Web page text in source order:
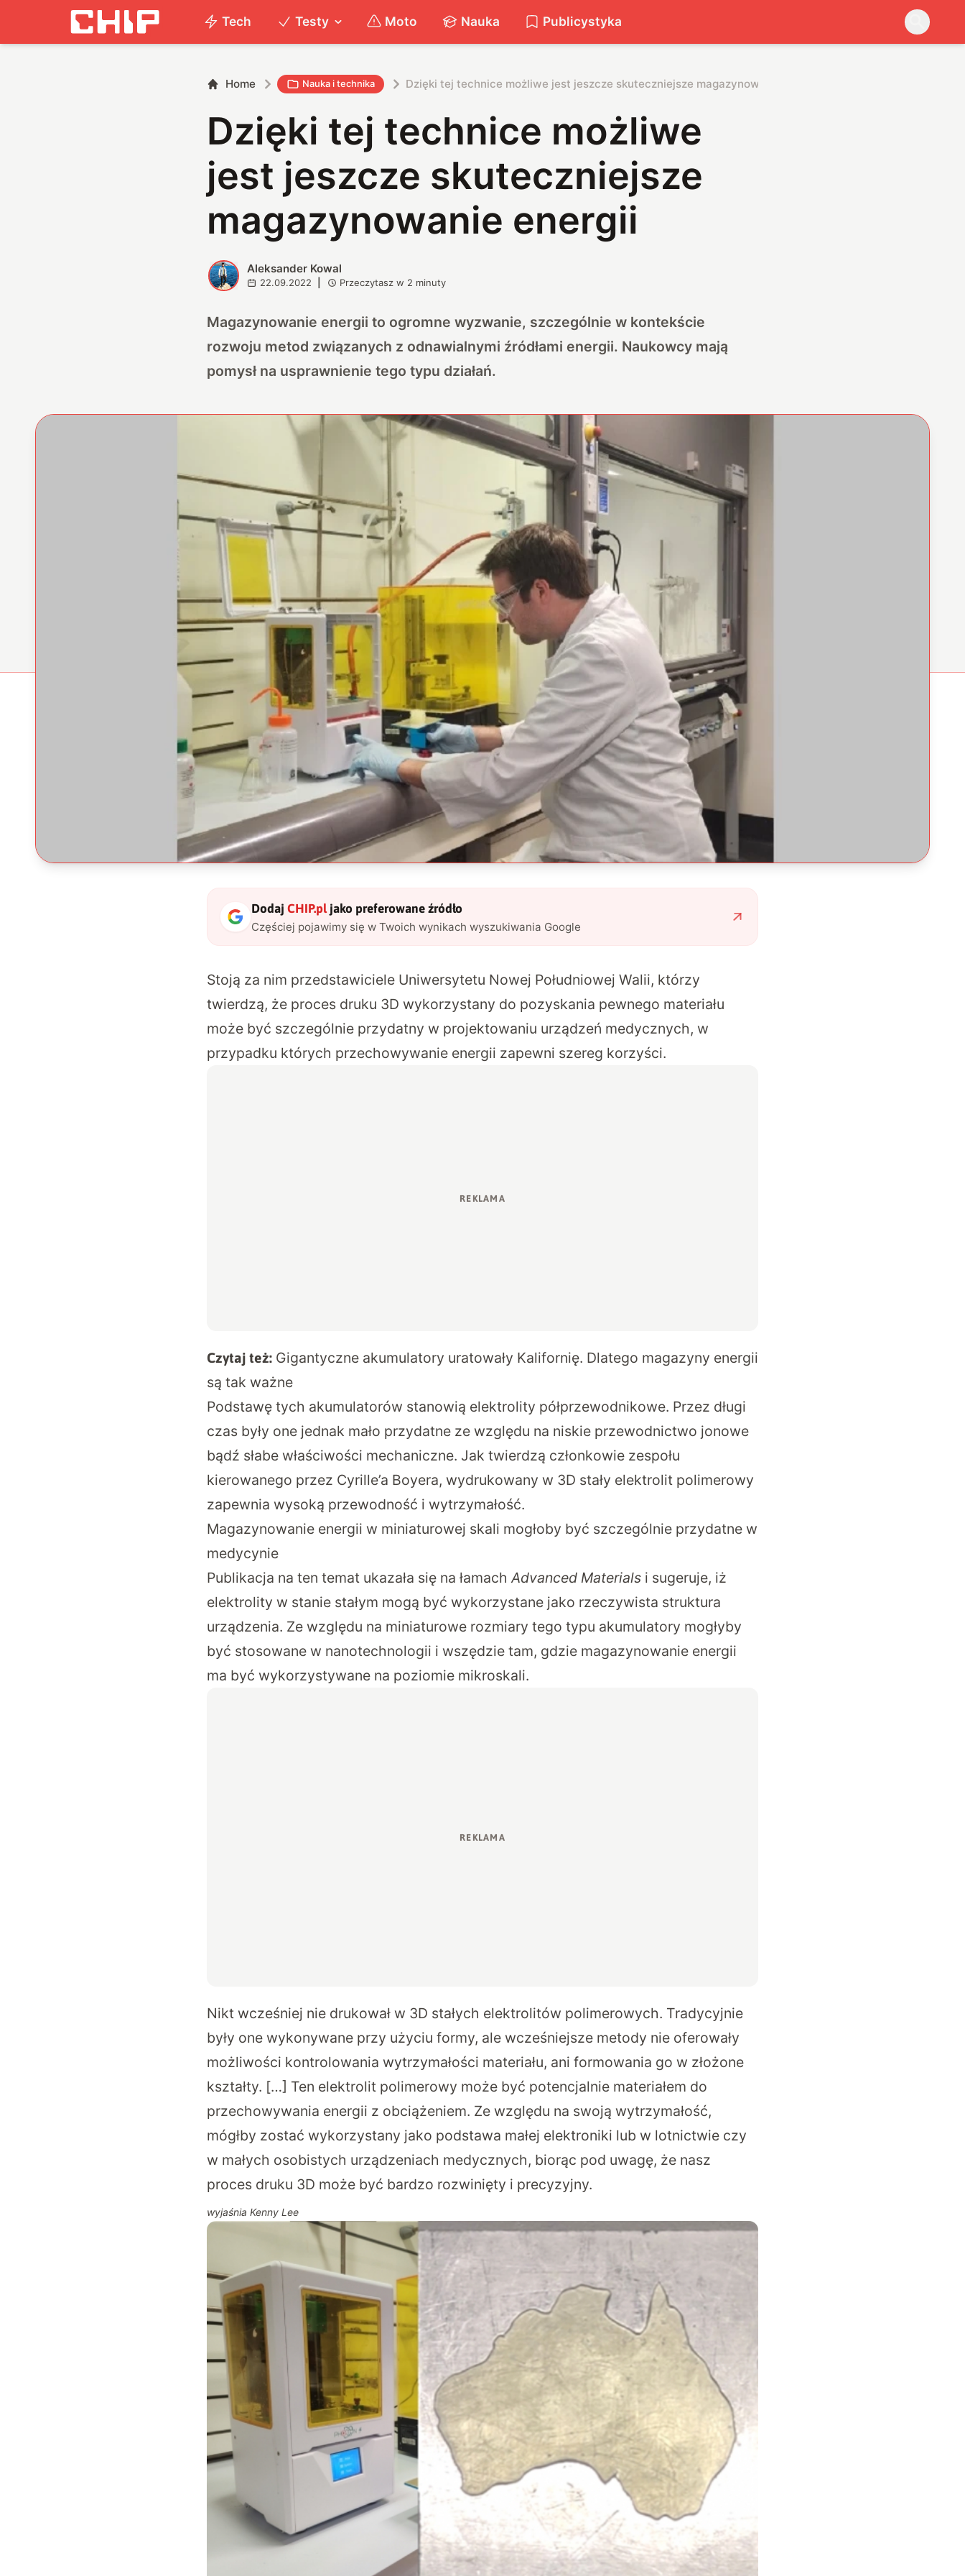
Tech Testy Moto Nauka Publicystyka
Home Nauka i technika Dzięki tej technice możliwe jest jeszcze skuteczniejsze magazynowanie energii
Dzięki tej technice możliwe
jest jeszcze skuteczniejsze
magazynowanie energii
A Aleksander Kowal
22.09.2022 Przeczytasz w 2 minuty
Magazynowanie energii to ogromne wyzwanie, szczególnie w kontekście
rozwoju metod związanych z odnawialnymi źródłami energii. Naukowcy mają
pomysł na usprawnienie tego typu działań.
Dodaj CHIP.pljako preferowane źródło
Częściej pojawimy się w Twoich wynikach wyszukiwania Google
Stoją za nim przedstawiciele Uniwersytetu Nowej Południowej Walii, którzy
twierdzą, że proces druku 3D wykorzystany do pozyskania pewnego materiału
może być szczególnie przydatny w projektowaniu urządzeń medycznych, w
przypadku których przechowywanie energii zapewni szereg korzyści.
Czytaj też: Gigantyczne akumulatory uratowały Kalifornię. Dlatego magazyny energii
są tak ważne
Podstawę tych akumulatorów stanowią elektrolity półprzewodnikowe. Przez długi
czas były one jednak mało przydatne ze względu na niskie przewodnictwo jonowe
bądź słabe właściwości mechaniczne. Jak twierdzą członkowie zespołu
kierowanego przez Cyrille’a Boyera, wydrukowany w 3D stały elektrolit polimerowy
zapewnia wysoką przewodność i wytrzymałość.
Magazynowanie energii w miniaturowej skali mogłoby być szczególnie przydatne w
medycynie
Publikacja na ten temat ukazała się na łamachAdvanced Materials i sugeruje, iż
elektrolity w stanie stałym mogą być wykorzystane jako rzeczywista struktura
urządzenia. Ze względu na miniaturowe rozmiary tego typu akumulatory mogłyby
być stosowane w nanotechnologii i wszędzie tam, gdzie magazynowanie energii
ma być wykorzystywane na poziomie mikroskali.
Nikt wcześniej nie drukował w 3D stałych elektrolitów polimerowych. Tradycyjnie
były one wykonywane przy użyciu formy, ale wcześniejsze metody nie oferowały
możliwości kontrolowania wytrzymałości materiału, ani formowania go w złożone
kształty. […] Ten elektrolit polimerowy może być potencjalnie materiałem do
przechowywania energii z obciążeniem. Ze względu na swoją wytrzymałość,
mógłby zostać wykorzystany jako podstawa małej elektroniki lub w lotnictwie czy
w małych osobistych urządzeniach medycznych, biorąc pod uwagę, że nasz
proces druku 3D może być bardzo rozwinięty i precyzyjny.
wyjaśnia Kenny Lee